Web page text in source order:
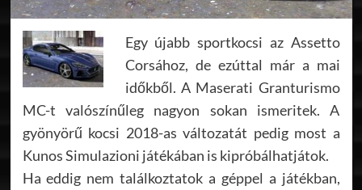
Egy újabb sportkocsi az Assetto
Corsához, de ezúttal már a mai
időkből. A Maserati Granturismo
MC-t valószínűleg nagyon sokan ismeritek. A
gyönyörű kocsi 2018-as változatát pedig most a
Kunos Simulazioni játékában is kipróbálhatjátok.
Ha eddig nem találkoztatok a géppel a játékban,